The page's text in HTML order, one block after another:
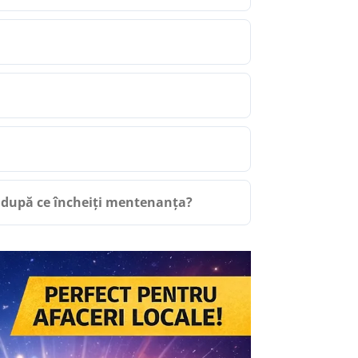
ce încheiți mentenanța?